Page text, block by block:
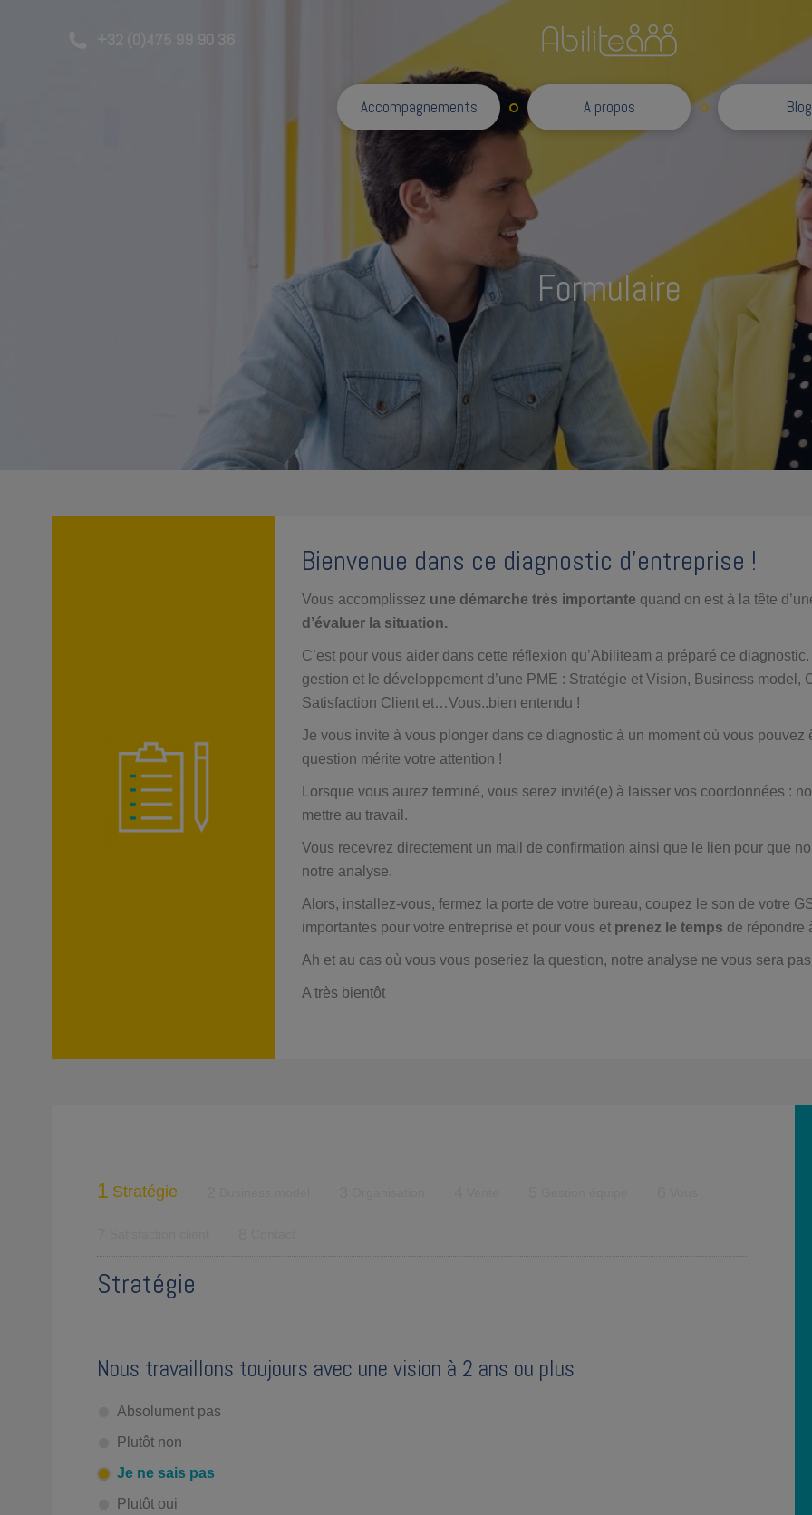
+32 (0)475 99 90 36
Accompagnements A propos Blog
Formulaire
Bienvenue dans ce diagnostic d’entreprise !
Vous accomplissez une démarche très importante quand on est à la tête
d’évaluer la situation.
C’est pour vous aider dans cette réflexion qu’Abiliteam a préparé ce
gestion et le développement d’une PME : Stratégie et Vision, Business model,
Satisfaction Client et…Vous..bien entendu !
Je vous invite à vous plonger dans ce diagnostic à un moment où vous
question mérite votre attention !
Lorsque vous aurez terminé, vous serez invité(e) à laisser vos coordonnées :
mettre au travail.
Vous recevrez directement un mail de confirmation ainsi que le lien pour que
notre analyse.
Alors, installez-vous, fermez la porte de votre bureau, coupez le son de votre
importantes pour votre entreprise et pour vous et prenez le temps de répondre
Ah et au cas où vous vous poseriez la question, notre analyse ne vous sera
A très bientôt
1 Stratégie
Stratégie
Nous travaillons toujours avec une vision à 2 ans ou plus
Absolument pas
Plutôt non
Je ne sais pas
Plutôt oui
Accompagnements